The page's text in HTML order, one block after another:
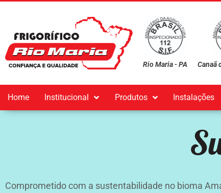
Rio Maria - PA Canaã
Home Institucional Produtos Instalações
Comprometido com a sustentabilidade no bioma